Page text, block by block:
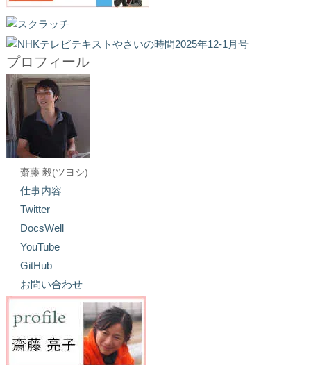
プロフィール
齋藤 毅(ツヨシ)
仕事内容
Twitter
DocsWell
YouTube
GitHub
お問い合わせ